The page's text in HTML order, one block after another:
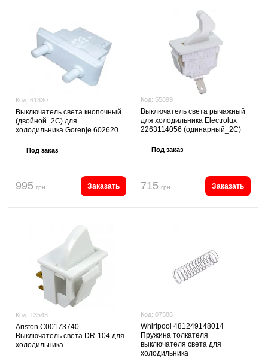
Код: 61830
Выключатель света кнопочный
(двойной_2C) для
холодильника Gorenje 602620
Под заказ
995 грн Заказать
Код: 55899
Выключатель света рычажный
для холодильника Electrolux
2263114056 (одинарный_2C)
Под заказ
715 грн Заказать
Код: 13543
Ariston C00173740
Выключатель света DR-104 для
холодильника
Код: 07586
Whirlpool 481249148014
Пружина толкателя
выключателя света для
холодильника